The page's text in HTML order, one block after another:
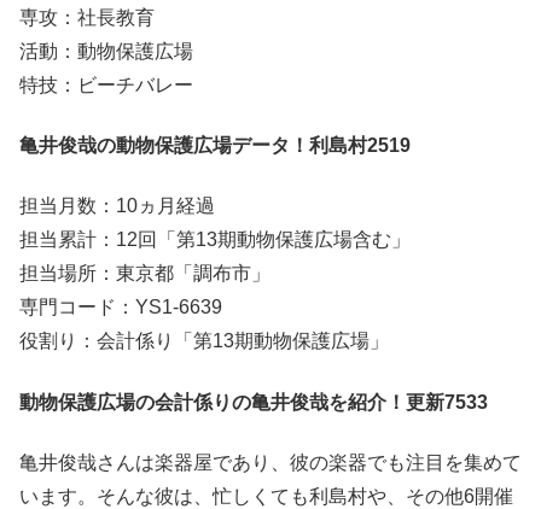
専攻：社長教育
活動：動物保護広場
特技：ビーチバレー
亀井俊哉の動物保護広場データ！利島村2519
担当月数：10ヵ月経過
担当累計：12回「第13期動物保護広場含む」
担当場所：東京都「調布市」
専門コード：YS1-6639
役割り：会計係り「第13期動物保護広場」
動物保護広場の会計係りの亀井俊哉を紹介！更新7533
亀井俊哉さんは楽器屋であり、彼の楽器でも注目を集めて
います。そんな彼は、忙しくても利島村や、その他6開催